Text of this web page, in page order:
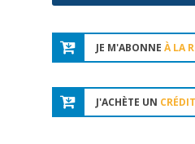
JE M'ABONNE À LA
J'ACHÈTE UN